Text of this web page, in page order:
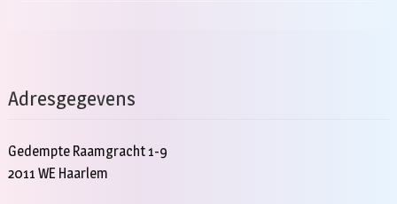
Adresgegevens
Gedempte Raamgracht 1-9
2011 WE Haarlem